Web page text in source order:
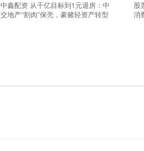
中鑫配资 从千亿目标到1元退房：中
交地产“割肉”保壳，豪赌轻资产转型
股
消